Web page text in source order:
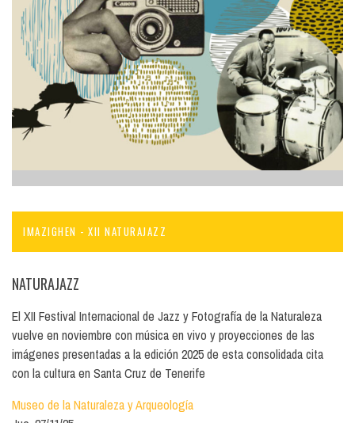
IMAZIGHEN - XII NATURAJAZZ
NATURAJAZZ
El XII Festival Internacional de Jazz y Fotografía de la Naturaleza
vuelve en noviembre con música en vivo y proyecciones de las
imágenes presentadas a la edición 2025 de esta consolidada cita
con la cultura en Santa Cruz de Tenerife
Museo de la Naturaleza y Arqueología